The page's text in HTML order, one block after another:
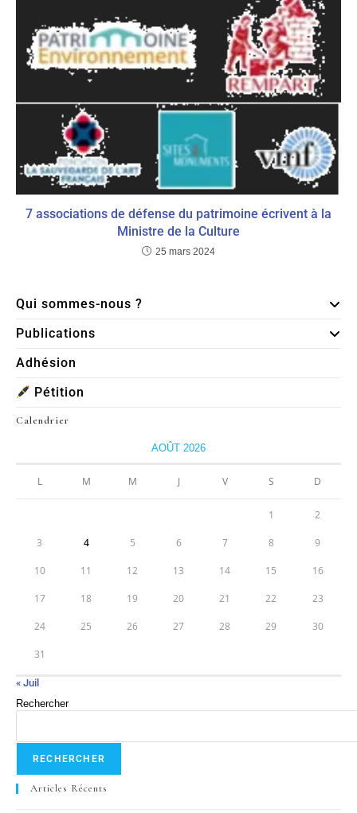
7 associations de défense du patrimoine écrivent à la
Ministre de la Culture
25 mars 2024
Qui sommes-nous ?
Publications
Adhésion
Pétition
Calendrier
AOÛT 2026
L M M J V S D
1 2
3 4 5 6 7 8 9
10 11 12 13 14 15 16
17 18 19 20 21 22 23
24 25 26 27 28 29 30
31
« Juil
Rechercher
RECHERCHER
Articles Récents